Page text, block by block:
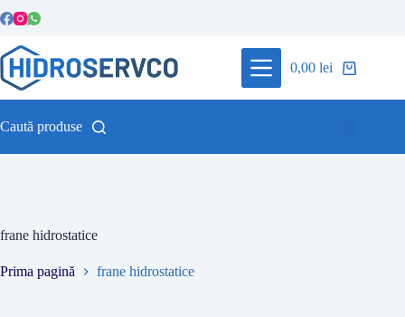
la
Coș
0,00lei
Caută produse
frane hidrostatice
Prima pagină frane hidrostatice